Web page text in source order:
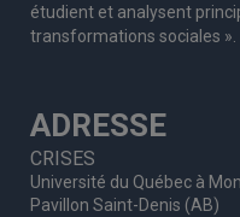
étudient et analysent
transformations sociales ».
ADRESSE
CRISES
Université du Québec à
Pavillon Saint-Denis (AB)